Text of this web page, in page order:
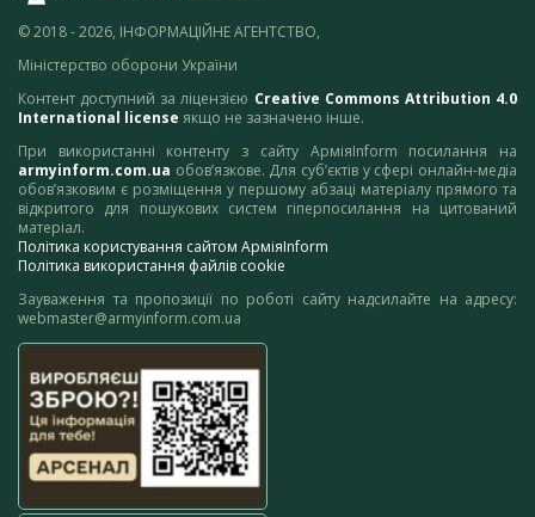
© 2018 - 2026, ІНФОРМАЦІЙНЕ АГЕНТСТВО,
Міністерство оборони України
Контент доступний за ліцензією Creative Commons Attribution 4.0
International license якщо не зазначено інше.
При використанні контенту з сайту АрміяInform посилання на
armyinform.com.ua обов’язкове. Для суб’єктів у сфері онлайн-медіа
обов’язковим є розміщення у першому абзаці матеріалу прямого та
відкритого для пошукових систем гіперпосилання на цитований
матеріал.
Політика користування сайтом АрміяInform
Політика використання файлів cookie
Зауваження та пропозиції по роботі сайту надсилайте на адресу:
webmaster@armyinform.com.ua